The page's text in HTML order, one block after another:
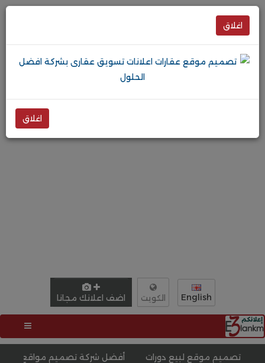
English الكويت اضف اعلانك مجانا
موقع لبيع دورات أفضل شركة تصميم مواقع انترنت فى
اغلاق
اغلاق